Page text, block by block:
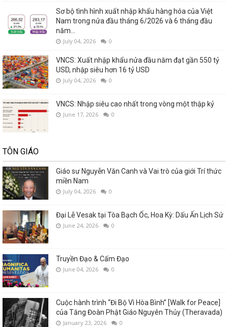
Sơ bộ tình hình xuất nhập khẩu hàng hóa của Việt
Nam trong nửa đầu tháng 6/2026 và 6 tháng đầu
năm...
July 04, 2026 0
VNCS: Xuất nhập khẩu nửa đầu năm đạt gần 550 tỷ
USD, nhập siêu hơn 16 tỷ USD
July 04, 2026 0
VNCS: Nhập siêu cao nhất trong vòng một thập kỷ
June 17, 2026 0
TÔN GIÁO
Giáo sư Nguyễn Văn Canh và Vai trò của giới Trí thức
miền Nam
July 04, 2026 0
Đại Lễ Vesak tại Tòa Bạch Ốc, Hoa Kỳ: Dấu Ấn Lịch Sử
June 24, 2026 0
Truyền Đạo & Cấm Đạo
June 04, 2026 0
Cuộc hành trình “Đi Bộ Vì Hòa Bình” [Walk for Peace]
của Tăng Đoàn Phật Giáo Nguyên Thủy (Theravada)
January 23, 2026 0